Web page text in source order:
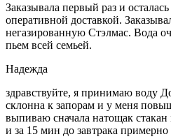
Заказывала первый раз и
оперативной доставкой.
негазированную Стэлмас. Вода
пьем всей семьей.
Надежда
здравствуйте, я принимаю воду
склонна к запорам и у меня
выпиваю сначала натощак стакан
и за 15 мин до завтрака